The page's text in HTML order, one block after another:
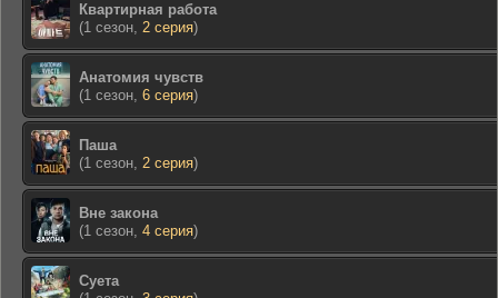
Квартирная работа
(1 сезон, 2 серия)
Анатомия чувств
(1 сезон, 6 серия)
Паша
(1 сезон, 2 серия)
Вне закона
(1 сезон, 4 серия)
Суета